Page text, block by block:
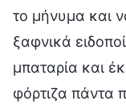
το μήνυμα και
ξαφνικά
μπαταρία και
φόρτιζα πάντα